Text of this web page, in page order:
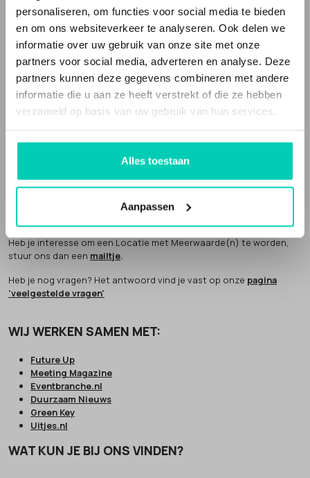
personaliseren, om functies voor social media te bieden
en om ons websiteverkeer te analyseren. Ook delen we
informatie over uw gebruik van onze site met onze
partners voor social media, adverteren en analyse. Deze
partners kunnen deze gegevens combineren met andere
informatie die u aan ze heeft verstrekt of die ze hebben
verzameld op basis van uw gebruik van hun services.
Alles toestaan
Aanpassen
Locaties met Meerwaarde(n) is een webportal die deze bijzondere
en unieke locaties verzamelt. Het is ook een sociale onderneming.
Een deel van onze omzet geven we weg aangoede doelen.
AANMELDEN LOCATIE
Een Locatie met Meerwaarde(n) word je niet zomaar. Hiervoor
opgesteld. We komen altijd zelf
langs om het verhaal van de locatie te horen en sfeer te proeven.
Heb je interesse om een Locatie met Meerwaarde(n) te worden,
stuur ons dan een mailtje.
Heb je nog vragen? Het antwoord vind je vast op onze pagina
'veelgestelde vragen'
WIJ WERKEN SAMEN MET:
Future Up
Meeting Magazine
Eventbranche.nl
Duurzaam Nieuws
Green Key
Uitjes.nl
WAT KUN JE BIJ ONS VINDEN?